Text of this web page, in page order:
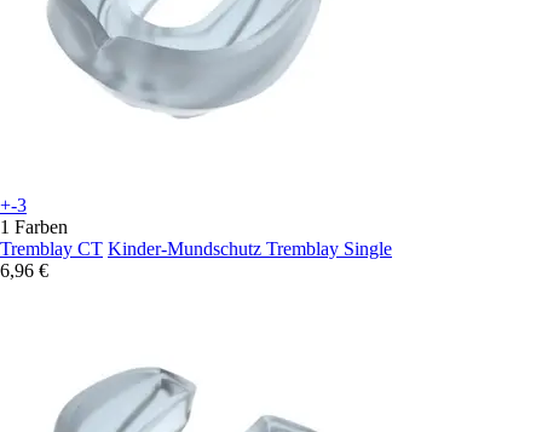
+-3
1 Farben
Tremblay CT Kinder-Mundschutz Tremblay Single
6,96 €